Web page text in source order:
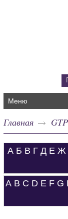
Меню
Главная
А Б В Г Д Е Ж
A B C D E F G